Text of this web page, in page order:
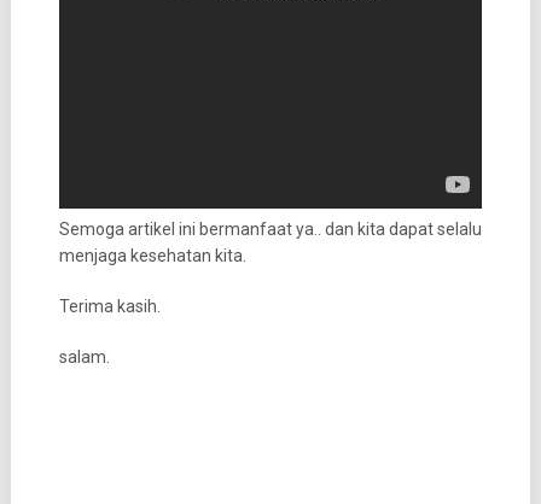
Semoga artikel ini bermanfaat ya.. dan kita dapat selalu
menjaga kesehatan kita.
Terima kasih.
salam.